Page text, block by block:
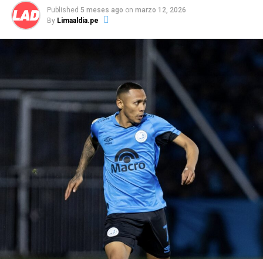
equipo.
La información señala que Autuori se mantiene al
mando del primer equipo celeste, con miras al partido
de este domingo ante Sport Boys de local, por la sétima
fecha del Torneo Apertura de la Liga 1. Eso sí, expresó
su molestia a la interna ante el rendimiento que
tuvieron los jugadores a lo largo del partido ante los
venezolanos.
Paulo Autuori, expresó su malestar en la conferencia de
prensa tras la clasificación a la fase de grupos por el mal
desempeño del equipo, señalando incluso, que no
merecieron haber superado de fase.
“Se pasa para otra
fase, excelente, para el club es bueno pero lo que
nosotros jugamos hoy día no era para pasar
Esto es
muy corto para nosotros,el equipo no puede tener un
partido como local, tener una ventaja y hacer el primer
tiempo qu
hizo”,enfatizó el técnico.
Published 5 meses ago on marzo 12, 2026
By Limaaldia.pe